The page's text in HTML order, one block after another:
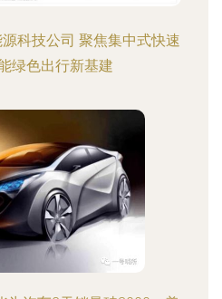
科技公司 聚焦集中式快速
绿色出行新基建